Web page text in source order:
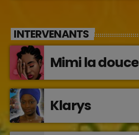
INTERVENANTS
Mimi la douce
Klarys